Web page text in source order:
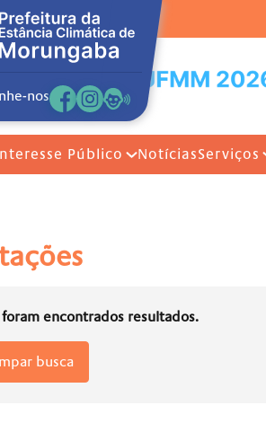
nos
Público NotíciasServiços
foram encontrados resultados.
busca